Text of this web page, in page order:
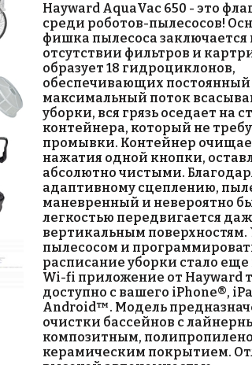
Hayward AquaVac 650 - это
среди роботов-пылесосов!
фишка пылесоса заключается
отсутствии фильтров и
образует 18 гидроциклонов,
обеспечивающих постоянный
максимальный поток
уборки, вся грязь оседает на
контейнера, который не
промывки. Контейнер
нажатия одной кнопки,
абсолютно чистыми.
адаптивному сцеплению,
маневренный и невероятно
легкостью передвигается
вертикальным поверхностям.
пылесосом и
расписание уборки стало
Wi-fi приложение от Hayward
доступно с вашего iPhone®,
Android™. Модель
очистки бассейнов с
композитным,
керамическим покрытием.